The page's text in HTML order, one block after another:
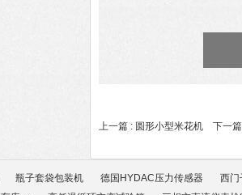
上一篇 : 圆形小型米花机 下一
瓶子套袋包装机 德国HYDAC压力传感器
西门